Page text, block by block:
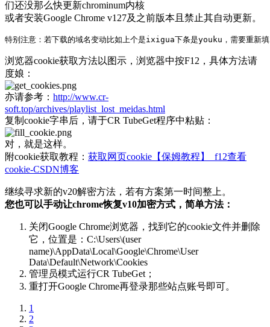
们还没那么快更新chrominum内核
或者安装Google Chrome v127及之前版本且禁止其自动更新。
浏览器cookie获取方法以图示，浏览器中按F12，具体方法请
度娘：
亦请参考： http://www.cr-
soft.top/archives/playlist_lost_meidas.html
复制cookie字串后，请于CR TubeGet程序中粘贴：
对，就是这样。
附cookie获取教程： 获取网页cookie【保姆教程】_f12查看
cookie-CSDN博客
继续寻求新的v20解密方法，若有方案第一时间整上。
您也可以手动让chrome恢复v10加密方式，简单方法：
关闭Google Chrome浏览器，找到它的cookie文件并删除
它，位置是：C:\Users\(user
name)\AppData\Local\Google\Chrome\User
Data\Default\Network\Cookies
管理员模式运行CR TubeGet；
重打开Google Chrome再登录那些站点账号即可。
1
2